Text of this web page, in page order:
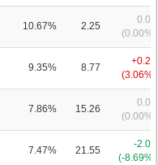
10.67% 2.25
0.00
(0.00%)
9.35% 8.77
+0.26
(3.06%)
7.86% 15.26
0.00
(0.00%)
7.47% 21.55
-2.05
(-8.69%)